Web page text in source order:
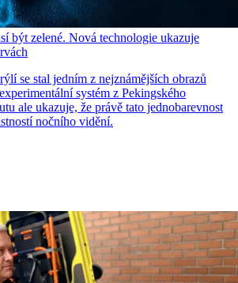
být zelené. Nová technologie ukazuje
se stal jedním z nejznámějších obrazů
systém z Pekingského
ale ukazuje, že právě tato jednobarevnost
nočního vidění.